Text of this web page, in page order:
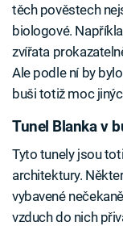
těch pověstech
biologové.
zvířata
Ale podle ní by
buši totiž moc
Tunel Blanka v
Tyto tunely jsou
architektury.
vybavené
vzduch do nich